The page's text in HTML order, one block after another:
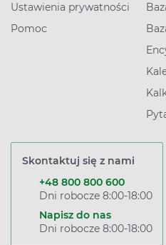
Ustawienia prywatności
Pomoc
Skontaktuj się z nami
+48 800 800 600
Dni robocze 8:00-18:00
Napisz do nas
Dni robocze 8:00-18:00